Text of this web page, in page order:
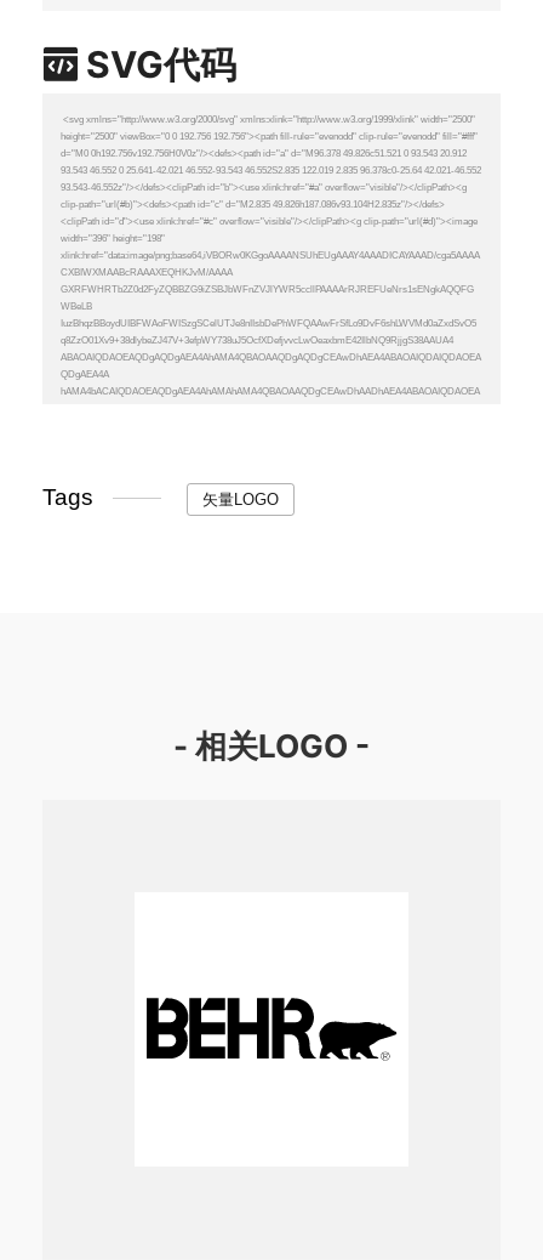
SVG代码
Tags 矢量LOGO
- 相关LOGO -